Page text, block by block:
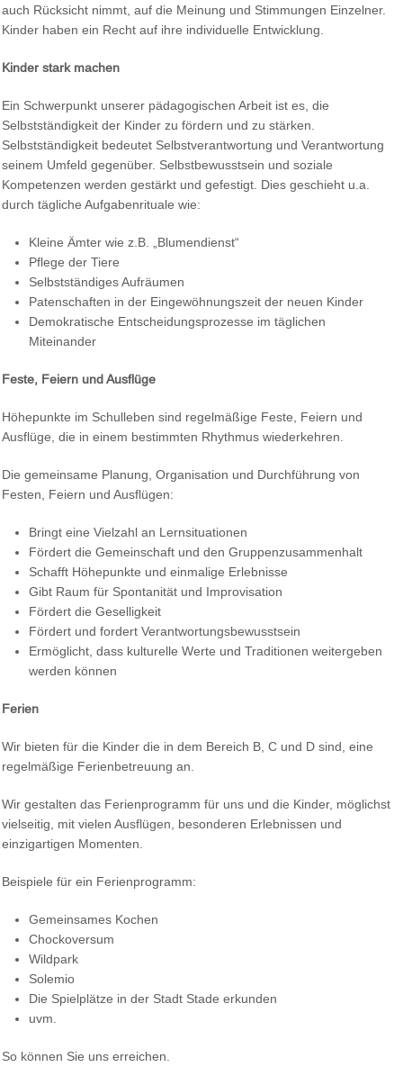
auch Rücksicht nimmt, auf die Meinung und Stimmungen Einzelner.
Kinder haben ein Recht auf ihre individuelle Entwicklung.
Kinder stark machen
Ein Schwerpunkt unserer pädagogischen Arbeit ist es, die
Selbstständigkeit der Kinder zu fördern und zu stärken.
Selbstständigkeit bedeutet Selbstverantwortung und Verantwortung
seinem Umfeld gegenüber. Selbstbewusstsein und soziale
Kompetenzen werden gestärkt und gefestigt. Dies geschieht u.a.
durch tägliche Aufgabenrituale wie:
Kleine Ämter wie z.B. „Blumendienst“
Pflege der Tiere
Selbstständiges Aufräumen
Patenschaften in der Eingewöhnungszeit der neuen Kinder
Demokratische Entscheidungsprozesse im täglichen
Miteinander
Feste, Feiern und Ausflüge
Höhepunkte im Schulleben sind regelmäßige Feste, Feiern und
Ausflüge, die in einem bestimmten Rhythmus wiederkehren.
Die gemeinsame Planung, Organisation und Durchführung von
Festen, Feiern und Ausflügen:
Bringt eine Vielzahl an Lernsituationen
Fördert die Gemeinschaft und den Gruppenzusammenhalt
Schafft Höhepunkte und einmalige Erlebnisse
Gibt Raum für Spontanität und Improvisation
Fördert die Geselligkeit
Fördert und fordert Verantwortungsbewusstsein
Ermöglicht, dass kulturelle Werte und Traditionen weitergeben
werden können
Ferien
Wir bieten für die Kinder die in dem Bereich B, C und D sind, eine
regelmäßige Ferienbetreuung an.
Wir gestalten das Ferienprogramm für uns und die Kinder, möglichst
vielseitig, mit vielen Ausflügen, besonderen Erlebnissen und
einzigartigen Momenten.
Beispiele für ein Ferienprogramm:
Gemeinsames Kochen
Chockoversum
Wildpark
Solemio
Die Spielplätze in der Stadt Stade erkunden
uvm.
So können Sie uns erreichen.